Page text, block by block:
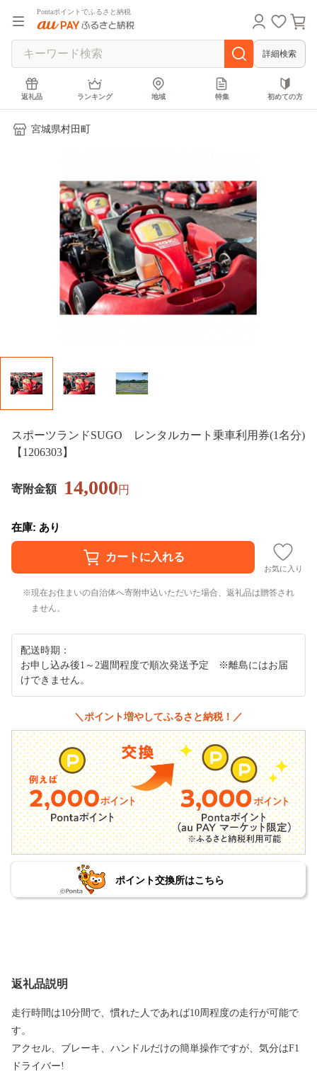
Pontaポイントでふるさと納税
詳細検索
返礼品 ランキング 地域 特集 初めての方
宮城県村田町
スポーツランドSUGO レンタルカート乗車利用券(1名分)
【1206303】
寄附金額 14,000円
在庫: あり
お気に入り
現在お住まいの自治体へ寄附申込いただいた場合、返礼品は贈答され
ません。
配送時期：
お申し込み後1～2週間程度で順次発送予定 ※離島にはお届
けできません。
＼ポイント増やしてふるさと納税！／
ポイント交換所はこちら
返礼品説明
走行時間は10分間で、慣れた人であれば10周程度の走行が可能で
す。
アクセル、ブレーキ、ハンドルだけの簡単操作ですが、気分はF1
ドライバー!